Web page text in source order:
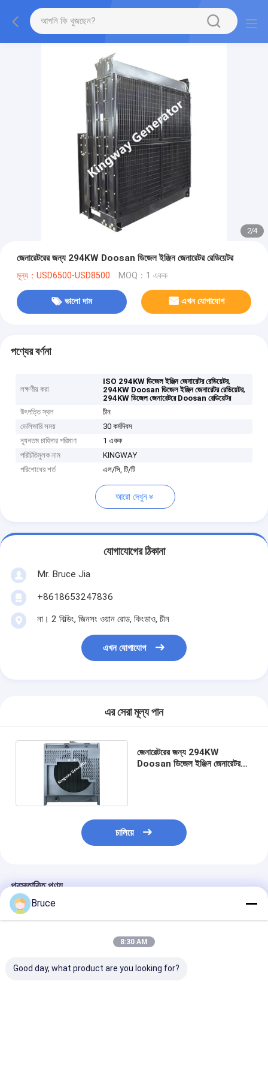
2/4
জেনারেটরের জন্য 294KW Doosan ডিজেল ইঞ্জিন জেনারেটর রেডিয়েটর
মূল্য：USD6500-USD8500 MOQ：1 একক
ভালো দাম এখন যোগাযোগ
পণ্যের বর্ণনা
লক্ষণীয় করা
ISO 294KW ডিজেল ইঞ্জিন জেনারেটর রেডিয়েটর,
294KW Doosan ডিজেল ইঞ্জিন জেনারেটর রেডিয়েটর,
294KW ডিজেল জেনারেটরে Doosan রেডিয়েটর
উৎপত্তি স্থল
চীন
ডেলিভারি সময়
30 কর্মদিবস
ন্যূনতম চাহিদার পরিমাণ
1 একক
পরিচিতিমুলক নাম
KINGWAY
পরিশোধের শর্ত
এল/সি, টি/টি
আরো দেখুন
যোগাযোগের ঠিকানা
Mr. Bruce Jia
+8618653247836
না। 2 বিল্ডিং, জিনসং ওয়ান রোড, কিংডাও, চীন
এখন যোগাযোগ
এর সেরা মূল্য পান
জেনারেটরের জন্য 294KW
Doosan ডিজেল ইঞ্জিন জেনারেটর
চালিয়ে
প্রস্তাবিত পণ্য
Bruce
8:30 AM
Good day, what product are you looking for?